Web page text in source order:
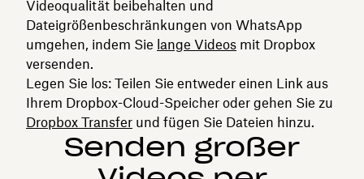
Videoqualität beibehalten und
Dateigrößenbeschränkungen von WhatsApp
umgehen, indem Sie lange Videos mit Dropbox
versenden.
Legen Sie los: Teilen Sie entweder einen Link aus
Ihrem Dropbox-Cloud-Speicher oder gehen Sie zu
Dropbox Transfer und fügen Sie Dateien hinzu.
Senden großer